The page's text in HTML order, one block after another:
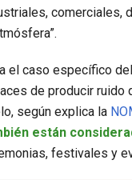
comerciales,
el caso específico
de producir ruido
según explica la
están
festivales y